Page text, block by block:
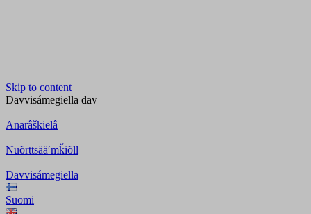
Skip to content
Davvisámegiella dav
Anarâškielâ
Nuõrttsääʹmǩiõll
Davvisámegiella
Suomi